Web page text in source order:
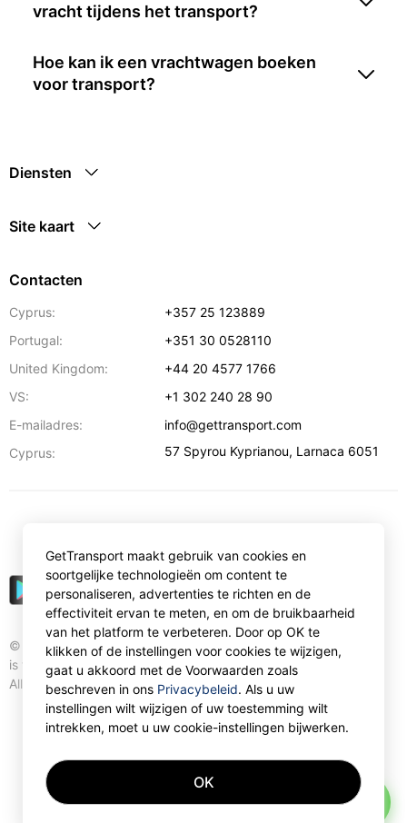
vracht tijdens het transport?
Hoe kan ik een vrachtwagen boeken
voor transport?
Diensten
Site kaart
Contacten
Cyprus:
+357 25 123889
Portugal:
+351 30 0528110
United Kingdom:
+44 20 4577 1766
VS:
+1 302 240 28 90
E-mailadres:
info@gettransport.com
Cyprus:
57 Spyrou Kyprianou, Larnaca 6051
© Gettransport International Limited. GetTransport®
is trademark of Gettransport International Limited.
All rights reserved.
GetTransport maakt gebruik van cookies en
soortgelijke technologieën om content te
personaliseren, advertenties te richten en de
effectiviteit ervan te meten, en om de bruikbaarheid
van het platform te verbeteren. Door op OK te
klikken of de instellingen voor cookies te wijzigen,
gaat u akkoord met de Voorwaarden zoals
beschreven in ons Privacybeleid. Als u uw
instellingen wilt wijzigen of uw toestemming wilt
intrekken, moet u uw cookie-instellingen bijwerken.
OK
AI